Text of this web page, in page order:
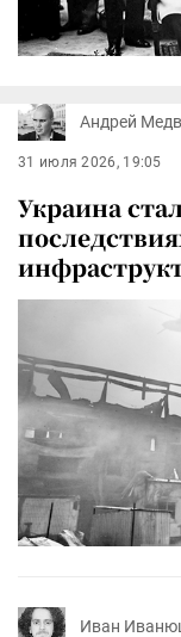
Андрей
31 июля 2026, 19:05
Украина
Иван